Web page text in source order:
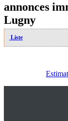
annonces
Lugny
Liste